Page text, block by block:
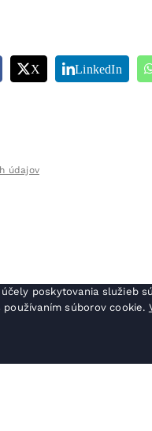
X LinkedIn
údajov
poskytovania služieb
súborov cookie.